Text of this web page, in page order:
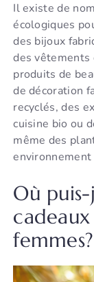
Il existe de
écologiques
des bijoux
des vêtements
produits de
de décoration
recyclés, des
cuisine bio ou
même des
environnement
Où
femmes?